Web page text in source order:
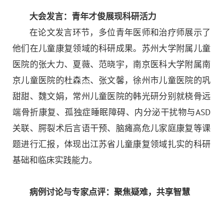
大会发言：青年才俊展现科研活力
在论文发言环节，多位青年医师和治疗师展示了
他们在儿童康复领域的科研成果。苏州大学附属儿童
医院的张大力、夏薇、范晓宇，南京医科大学附属南
京儿童医院的杜森杰、张文馨，徐州市儿童医院的巩
甜甜、魏文娟，常州儿童医院的韩光研分别就桡骨远
端骨折康复、孤独症睡眠障碍、内分泌干扰物与ASD
关联、腭裂术后言语干预、脑瘫高危儿家庭康复等课
题进行汇报，体现出江苏省儿童康复领域扎实的科研
基础和临床实践能力。
病例讨论与专家点评：聚焦疑难，共享智慧